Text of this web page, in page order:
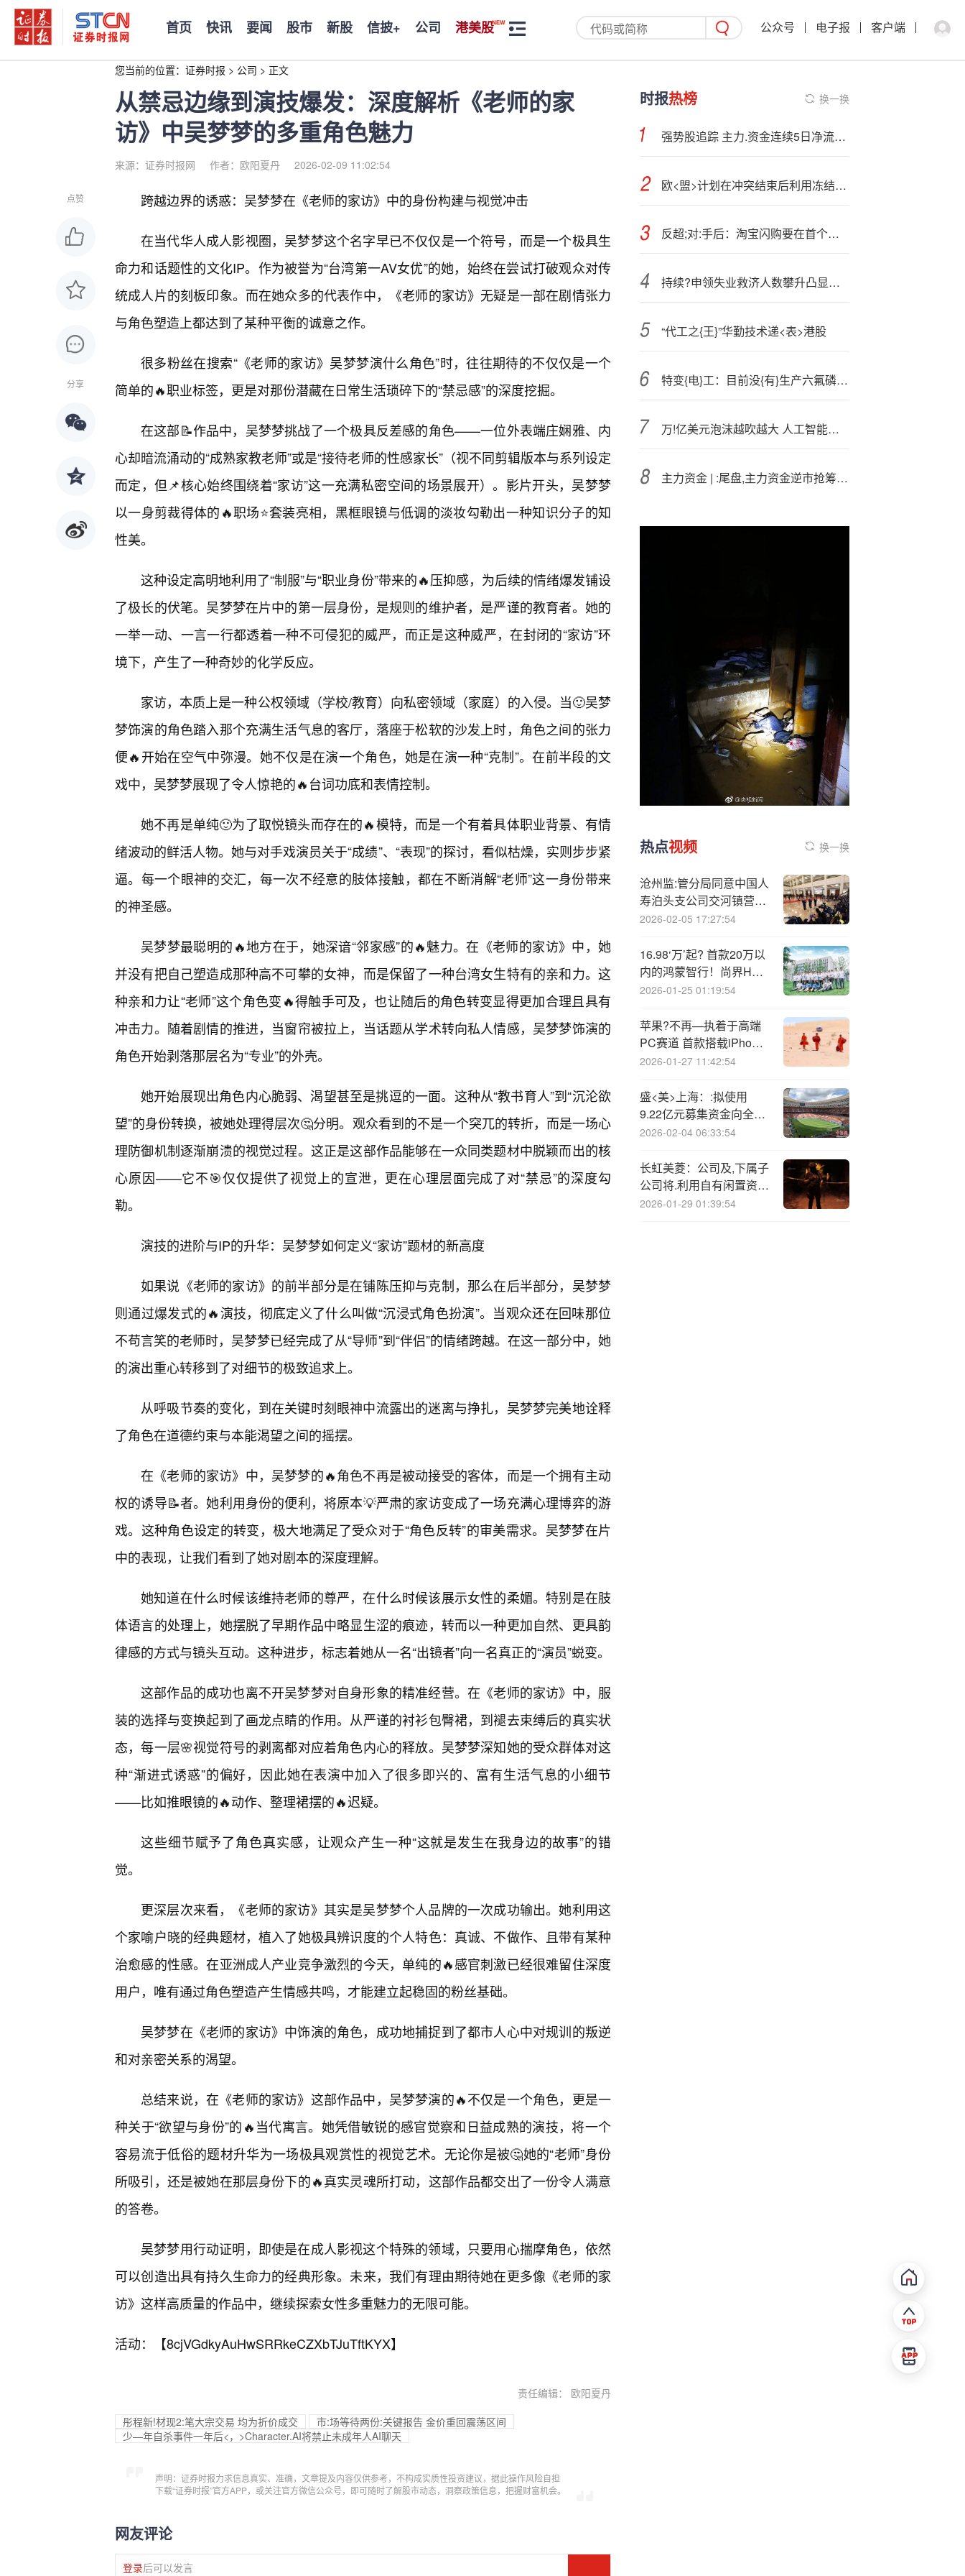
首页 快讯 要闻 股市 新股 信披+ 公司 港美股 公众号 电子报 客户端
您当前的位置： 证券时报 > 公司 > 正文
从禁忌边缘到演技爆发：深度解析《老师的家
访》中吴梦梦的多重角色魅力
来源：证券时报网 作者：欧阳夏丹 2026-02-09 11:02:54
点赞
分享
跨越边界的诱惑：吴梦梦在《老师的家访》中的身份构建与视觉冲击
在当代华人成人影视圈，吴梦梦这个名字早已不仅仅是一个符号，而是一个极具生
命力和话题性的文化IP。作为被誉为“台湾第一AV女优”的她，始终在尝试打破观众对传
统成人片的刻板印象。而在她众多的代表作中，《老师的家访》无疑是一部在剧情张力
与角色塑造上都达到了某种平衡的诚意之作。
很多粉丝在搜索“《老师的家访》吴梦梦演什么角色”时，往往期待的不仅仅是一个
简单的🔥职业标签，更是对那份潜藏在日常生活琐碎下的“禁忌感”的深度挖掘。
在这部📝作品中，吴梦梦挑战了一个极具反差感的角色——一位外表端庄娴雅、内
心却暗流涌动的“成熟家教老师”或是“接待老师的性感家长”（视不同剪辑版本与系列设定
而定，但📌核心始终围绕着“家访”这一充满私密空间的场景展开）。影片开头，吴梦梦
以一身剪裁得体的🔥职场⭐套装亮相，黑框眼镜与低调的淡妆勾勒出一种知识分子的知
性美。
这种设定高明地利用了“制服”与“职业身份”带来的🔥压抑感，为后续的情绪爆发铺设
了极长的伏笔。吴梦梦在片中的第一层身份，是规则的维护者，是严谨的教育者。她的
一举一动、一言一行都透着一种不可侵犯的威严，而正是这种威严，在封闭的“家访”环
境下，产生了一种奇妙的化学反应。
家访，本质上是一种公权领域（学校/教育）向私密领域（家庭）的入侵。当🙂吴梦
梦饰演的角色踏入那个充满生活气息的客厅，落座于松软的沙发上时，角色之间的张力
便🔥开始在空气中弥漫。她不仅是在演一个角色，她是在演一种“克制”。在前半段的文
戏中，吴梦梦展现了令人惊艳的🔥台词功底和表情控制。
她不再是单纯🙂为了取悦镜头而存在的🔥模特，而是一个有着具体职业背景、有情
绪波动的鲜活人物。她与对手戏演员关于“成绩”、“表现”的探讨，看似枯燥，实则步步紧
逼。每一个眼神的交汇，每一次不经意的肢体接触，都在不断消解“老师”这一身份带来
的神圣感。
吴梦梦最聪明的🔥地方在于，她深谙“邻家感”的🔥魅力。在《老师的家访》中，她
并没有把自己塑造成那种高不可攀的女神，而是保留了一种台湾女生特有的亲和力。这
种亲和力让“老师”这个角色变🔥得触手可及，也让随后的角色转变显得更加合理且具有
冲击力。随着剧情的推进，当窗帘被拉上，当话题从学术转向私人情感，吴梦梦饰演的
角色开始剥落那层名为“专业”的外壳。
她开始展现出角色内心脆弱、渴望甚至是挑逗的一面。这种从“教书育人”到“沉沦欲
望”的身份转换，被她处理得层次🤔分明。观众看到的不是一个突兀的转折，而是一场心
理防御机制逐渐崩溃的视觉过程。这正是这部作品能够在一众同类题材中脱颖而出的核
心原因——它不🎯仅仅提供了视觉上的宣泄，更在心理层面完成了对“禁忌”的深度勾
勒。
演技的进阶与IP的升华：吴梦梦如何定义“家访”题材的新高度
如果说《老师的家访》的前半部分是在铺陈压抑与克制，那么在后半部分，吴梦梦
则通过爆发式的🔥演技，彻底定义了什么叫做“沉浸式角色扮演”。当观众还在回味那位
不苟言笑的老师时，吴梦梦已经完成了从“导师”到“伴侣”的情绪跨越。在这一部分中，她
的演出重心转移到了对细节的极致追求上。
从呼吸节奏的变化，到在关键时刻眼神中流露出的迷离与挣扎，吴梦梦完美地诠释
了角色在道德约束与本能渴望之间的摇摆。
在《老师的家访》中，吴梦梦的🔥角色不再是被动接受的客体，而是一个拥有主动
权的诱导📝者。她利用身份的便利，将原本💡严肃的家访变成了一场充满心理博弈的游
戏。这种角色设定的转变，极大地满足了受众对于“角色反转”的审美需求。吴梦梦在片
中的表现，让我们看到了她对剧本的深度理解。
她知道在什么时候该维持老师的尊严，在什么时候该展示女性的柔媚。特别是在肢
体语言的处理上，她摆脱了早期作品中略显生涩的痕迹，转而以一种更加自然、更具韵
律感的方式与镜头互动。这种进步，标志着她从一名“出镜者”向一名真正的“演员”蜕变。
这部作品的成功也离不开吴梦梦对自身形象的精准经营。在《老师的家访》中，服
装的选择与变换起到了画龙点睛的作用。从严谨的衬衫包臀裙，到褪去束缚后的真实状
态，每一层🌸视觉符号的剥离都对应着角色内心的释放。吴梦梦深知她的受众群体对这
种“渐进式诱惑”的偏好，因此她在表演中加入了很多即兴的、富有生活气息的小细节
——比如推眼镜的🔥动作、整理裙摆的🔥迟疑。
这些细节赋予了角色真实感，让观众产生一种“这就是发生在我身边的故事”的错
觉。
更深层次来看，《老师的家访》其实是吴梦梦个人品牌的一次成功输出。她利用这
个家喻户晓的经典题材，植入了她极具辨识度的个人特色：真诚、不做作、且带有某种
治愈感的性感。在亚洲成人产业竞争激烈的今天，单纯的🔥感官刺激已经很难留住深度
用户，唯有通过角色塑造产生情感共鸣，才能建立起稳固的粉丝基础。
吴梦梦在《老师的家访》中饰演的角色，成功地捕捉到了都市人心中对规训的叛逆
和对亲密关系的渴望。
总结来说，在《老师的家访》这部作品中，吴梦梦演的🔥不仅是一个角色，更是一
种关于“欲望与身份”的🔥当代寓言。她凭借敏锐的感官觉察和日益成熟的演技，将一个
容易流于低俗的题材升华为一场极具观赏性的视觉艺术。无论你是被🤔她的“老师”身份
所吸引，还是被她在那层身份下的🔥真实灵魂所打动，这部作品都交出了一份令人满意
的答卷。
吴梦梦用行动证明，即使是在成人影视这个特殊的领域，只要用心揣摩角色，依然
可以创造出具有持久生命力的经典形象。未来，我们有理由期待她在更多像《老师的家
访》这样高质量的作品中，继续探索女性多重魅力的无限可能。
活动：【8cjVGdkyAuHwSRRkeCZXbTJuTftKYX】
责任编辑： 欧阳夏丹
彤程新!材现2:笔大宗交易 均为折价成交
市:场等待两份:关键报告 金价重回震荡区间
少—年自杀事件一年后<，>Character.AI将禁止未成年人AI聊天
声明：证券时报力求信息真实、准确，文章提及内容仅供参考，不构成实质性投资建议，据此操作风险自担
下载“证券时报”官方APP，或关注官方微信公众号，即可随时了解股市动态，洞察政策信息，把握财富机会。
网友评论
登录后可以发言
时报热榜 换一换
强势股追踪 主力.资金连续5日净流入80股
欧<盟>计划在冲突结束后利用冻结的俄罗斯资产援助乌克兰
反超;对:手后：淘宝闪购要在首个双11激活新增量
持续?申领失业救济人数攀升凸显美国劳动力市场下行风险
“代工之{王}”华勤技术递<表>港股
特变{电}工：目前没{有}生产六氟磷酸锂产品
万!亿美元泡沫越吹越大 人工智能的2025颇具互联网1999的气息
主力资金 | :尾盘,主力资金逆市抢筹4股
热点视频 换一换
沧州监:管分局同意中国人
寿泊头支公司交河镇营销
服务部变更营业场所
2026-02-05 17:27:54
16.98‘万’起? 首款20万以
内的鸿蒙智行！尚界H5
核心信息一图看懂
2026-01-25 01:19:54
苹果?不再—执着于高端
PC赛道 首款搭载iPhone
芯片的“低价版Mac”即将
2026-01-27 11:42:54
盛<美>上海：:拟使用
9.22亿元募集资金向全资
子公司增资以实施募投项
2026-02-04 06:33:54
长虹美菱：公司及,下属子
公司将.利用自有闲置资金
合计不超过75.5亿元人民
2026-01-29 01:39:54